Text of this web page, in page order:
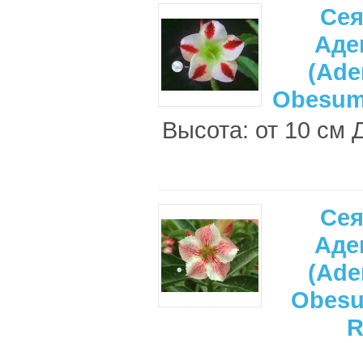
Высота: от 10 см